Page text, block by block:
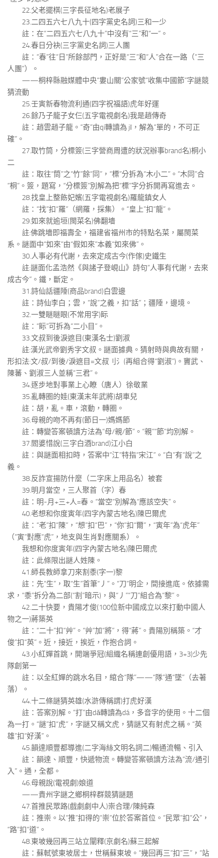
22.父老擺棋(三字長征地名)老展子
23.二四五六七八九十(四字黨史名詞)三和一少
註：在“二四五六七八九十”中沒有“三”和“一”。
24.春日分袂(三字黨史名詞)三人團
註：“春”往“日”所餘部門，正好是“三”和“人”合在一路（“三
人團”）。
——桐梓縣融媒體中央“婁山關”公家號“收集中國節”字謎競
猜流動
25.壬寅新春物流利通(四字祝福語)虎年好運
26.餘乃子龍子女仨(五字電視劇名)我是趙傳奇
註：趙雲趙子龍。“奇”由qí轉讀為 jī，解為“單的，不可正
確”。
27.取竹筒，分標簽(三字營商周遭的狀況辦事brand名)桐小
二
註：取往“筒”之“竹”餘“同”，“標”分拆為“木小二”。“木同”合
“桐”。簽，題寫，“分標簽”別解為把“標”字分拆開再寫進去。
28.找皇上整飭妃嬪(五字電視劇名)羅龍鎮女人
註：“找”扣“羅”（網羅，採集）。“皇上”扣“龍”。
29.如來就逾垣(閩菜名)佛翻墻
註:佛跳墻即福壽全，福建省福州市的特點名菜，屬閩菜
系。謎面中“如來”由“假如來”本義“如來佛”。
30.人事必有代謝，去來定成古今(作傢)史鐵生
註:謎面化孟浩然《與諸子登峴山》詩句“人事有代謝，去來
成古今”。鐵，斷定。
31.詩仙話疆陲(商品brand)白雲邊
註：詩仙李白；雲，“說”之義，扣“話”；疆陲，邊境。
32.一雙瞇瞇眼(不常用字)眎
註：“眎”可拆為“二小目”。
33.文叔到後淚遮目(東漢名士)劉淑
註:漢光武帝劉秀字文叔。謎面據典。猜射時與典故有關，
形扣法:文/叔/到後/淚遮目=文叔刂氵(再組合得“劉淑”)。竇武、
陳蕃、劉淑三人並稱“三君”。
34.逐步地對事業上心瞭（唐人）徐敬業
35.亂轉圈的娃(東漢末年武將)胡車兒
註：胡，亂。車，滾動，轉圈。
36.母親的吻不再有(節日一)媽媽節
註：轉變答案頓讀方法為“母/親/節”。“親”“節”均別解。
37.閻婆惜說(三字白酒brand)江小白
註：與謎面相扣時，答案中“江”特指“宋江”。“白”有“說”之
義。
38.反詐宣揚防什麼（二字床上用品名）被套
39.明月當空，三人聚首（字）春
註：明-月+三+人=春。“當空”別解為“應該空失”。
40.老想和你度寅年(四字內蒙古地名)陳巴爾虎
註：“老”扣“陳”，“想”扣“巴”，“你”扣“爾”，“寅年”為“虎年”
（“寅”對應“虎”，地支與生肖對應關系）。
我想和你度寅年(四字內蒙古地名)陳巴爾虎
註：此條限出謎人姓陳。
41.師長教師拿刀來割黍(字一)黎
註：先“生”，取“生”首筆“丿”。“刀”明企，間接進底。依據需
求，“黍”拆分為二部(“割”暗示)，與“丿”“刀”組合為“黎”。
42.二十快要，貴陽才俊(100位新中國成立以來打動中國人
物之一)蔣築英
註：“二十”扣“艸”。“艸”加“將”，得“蔣”。貴陽別稱築。“才
俊”扣“英”。近，接近，挨近，作抱合詞。
43.小紅嬋首跳，開端爭冠(組織名稱連創優用語，3+3)少先
隊創第一
註：以全紅嬋的跳水名目，綰合“隊”——“隊”通“墜”（去著
落）。
44.十二條謎猜英雄(水滸傳稱謂)打虎好漢
註：答案別解。“打”由dǎ轉讀為dá，多音字的使用。十二個
為一打。“謎”扣“虎”，字謎又稱文虎，猜謎又有射虎之稱。“英
雄”扣“好漢”。
45.韻達順豐都導進(二字海絲文明名詞二)暢通流暢、引入
註：韻達、順豐，快遞物流。轉變答案頓讀方法為“流/通引
入”。通，全都。
46.母親說(電視劇)娘道
——貴州字謎之鄉桐梓群競猜謎題
47.首推民眾路(戲劇劇中人)崇合理/陳純森
註：推崇。以“推”扣得的“崇”位於答案首位。“民眾”扣“公”，
“路”扣“道”。
48.東坡幾回再三站立闡釋(京劇名)蘇三起解
註：蘇軾號東坡居士，世稱蘇東坡。“幾回再三”扣“三”，“站